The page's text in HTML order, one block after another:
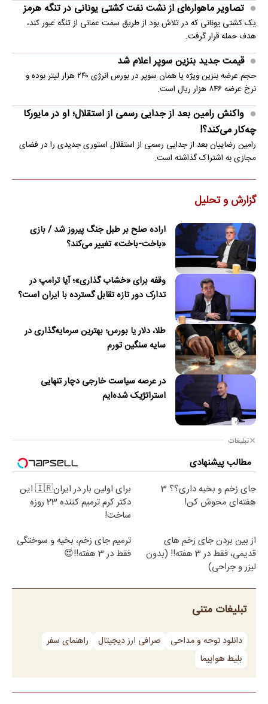
تصاویر ماهواره‌ای از نشت نفت کشتی یونانی در تنگه هرمز
یک کشتی یونانی که در تلاش بود از طریق سمت عمانی از تنگه عبور کند،
هدف حمله قرار گرفت.
قیمت جدید بنزین سوپر اعلام شد
حجم عرضه بنزین ویژه یا همان سوپر در بورس انرژی ۲۴۰ هزار لیتر بوده و
نرخ عرضه ۸۴۶ هزار ریال است.
واکنش رامین بعد از جدایی رسمی از استقلال؛ او در مایورکا
چه‌کار می‌کند؟!
رامین رضاییان بعد از جدایی رسمی از استقلال استوری جدیدی را در فضای
مجازی به اشتراک گذاشته است.
گزارش و تحلیل
اراده صلح بر طبل جنگ پیروز شد / بازی
«باخت-باخت» تغییر می‌کند؟
وقفه برای «خشاب گذاری»؛ آیا ترامپ در
تدارک دور تازه تقابل گسترده با ایران است؟
طلا، دلار یا بورس؛ بهترین سرمایه‌گذاری در
سایه سنگین تورم
در عرصه سیاست خارجی دچار تنهایی
استراتژیک شده‌ایم
تبلیغات
مطالب پیشنهادی
جای زخم و بخیه داری؟؟ 3
هفته‌ای محوش کن!
برای اولین بار در ایران🇮🇷 این
دکتر کرم ترمیم کننده 23 روزه
ساخت!
از بین بردن جای زخم های
قدیمی، فقط در 3 هفته!! (بدون
لیزر و جراحی)
ترمیم جای زخم، بخیه و سوختگی
فقط در 3 هفته!!😍
تبلیغات متنی
دانلود نوحه و مداحی صرافی ارز دیجیتال
راهنمای سفر
بلیط هواپیما